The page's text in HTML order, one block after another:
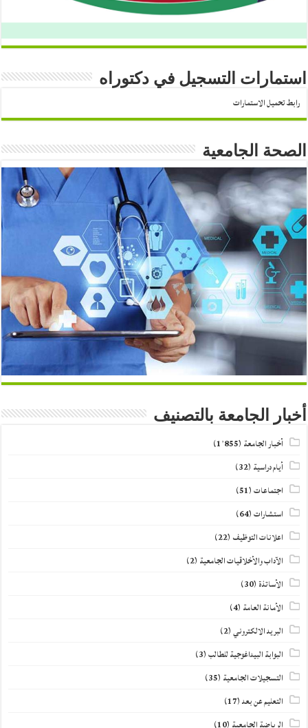
استمارات التسجيل في دكتوراه
رابط تحميل الاستمارات
الصحة الجامعية
أخبار الجامعة بالتصنيف
أخبار الجامعة (1٬855)
أيام دراسية (32)
اجتماعات(51)
استشارات(64)
اعلانات التوظيف (22)
الآداب والأخلاقيات الجامعية (2)
الأساتذة(30)
الأمانة العامة (4)
البريد الالكتروني(2)
البوابة البيداغوجية للطالب(3)
التسجيلات الجامعية (35)
التعليم عن بعد(17)
الرياضة الجامعية (10)